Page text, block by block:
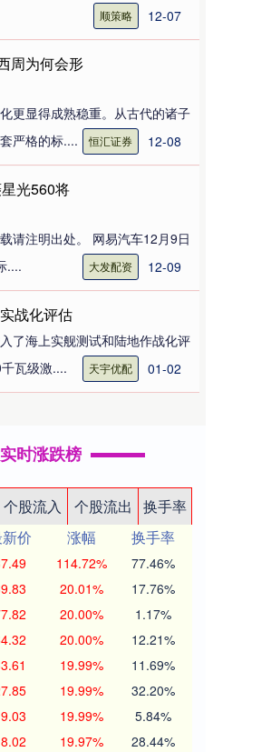
12-07
顺策略
周为何会形
更显得成熟稳重。从古代的诸子
严格的标....
12-08
恒汇证券
光560将
请注明出处。 网易汽车12月9日
....
12-09
大发配资
战化评估
了海上实舰测试和陆地作战化评
瓦级激....
01-02
天宇优配
时涨跌榜
个股流入 个股流出
换手率
价 涨幅
换手率
114.72% 77.46%
20.01% 17.76%
20.00% 1.17%
20.00% 12.21%
19.99% 11.69%
19.99% 32.20%
19.99% 5.84%
19.97% 28.44%